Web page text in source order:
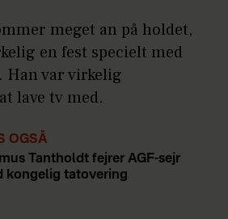
meget an på holdet,
en fest specielt med
Han var virkelig
lave tv med.
OGSÅ
Tantholdt fejrer AGF-sejr
kongelig tatovering